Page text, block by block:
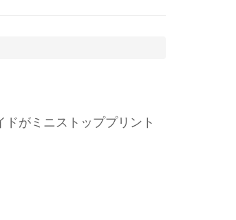
ドがミニストッププリント